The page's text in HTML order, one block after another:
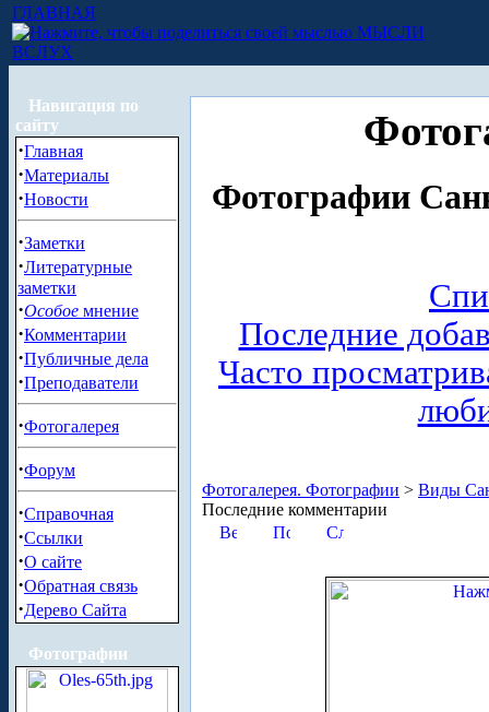
ГЛАВНАЯ
МЫСЛИ
ВСЛУХ
Навигация по
сайту
·Главная
·Материалы
·Новости
·Заметки
·Литературные
заметки
·Особое мнение
·Комментарии
·Публичные дела
·Преподаватели
·Фотогалерея
·Форум
·Справочная
·Ссылки
·О сайте
·Обратная связь
·Дерево Сайта
Фотографии
Фотографии
Последние
Часто
Фотогалерея. Фотографии > Виды
Последние комментарии